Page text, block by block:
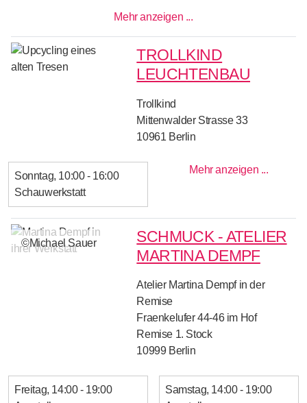
Mehr anzeigen ...
TROLLKIND
LEUCHTENBAU
Trollkind
Mittenwalder Strasse 33
10961 Berlin
Sonntag 10:00 - 16:00
Schauwerkstatt
Mehr anzeigen ...
©Michael Sauer
SCHMUCK - ATELIER
MARTINA DEMPF
Atelier Martina Dempf in der
Remise
Fraenkelufer 44-46 im Hof
Remise 1. Stock
10999 Berlin
Freitag 14:00 - 19:00
Samstag 14:00 - 19:00